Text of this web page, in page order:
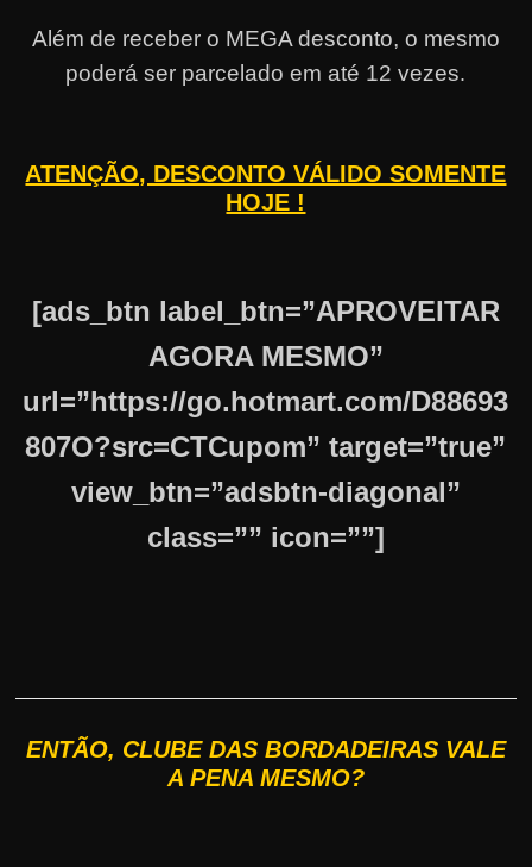
Além de receber o MEGA desconto, o mesmo
poderá ser parcelado em até 12 vezes.
ATENÇÃO, DESCONTO VÁLIDO SOMENTE
HOJE !
[ads_btn label_btn=”APROVEITAR
AGORA MESMO”
url=”https://go.hotmart.com/D88693
807O?src=CTCupom” target=”true”
view_btn=”adsbtn-diagonal”
class=”” icon=””]
ENTÃO, CLUBE DAS BORDADEIRAS VALE
A PENA MESMO?